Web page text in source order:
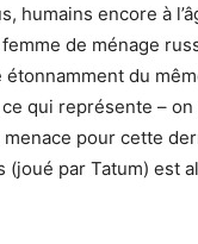
humains encore à
de ménage
étonnamment du
ce qui représente –
pour cette
(joué par Tatum) est